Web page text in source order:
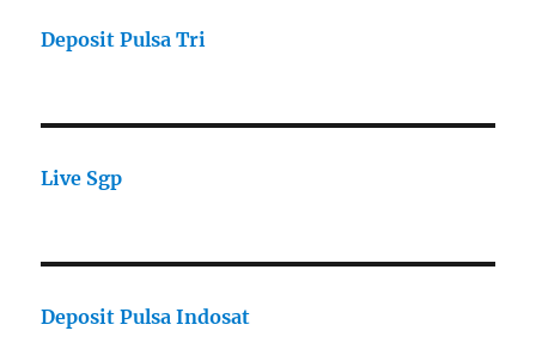
Deposit Pulsa Tri
Live Sgp
Deposit Pulsa Indosat